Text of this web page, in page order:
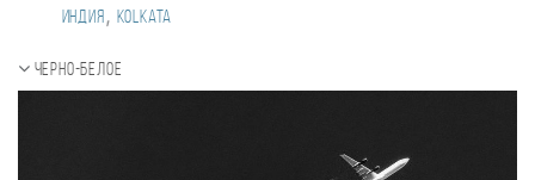
Индия , Kolkata
Черно-белое